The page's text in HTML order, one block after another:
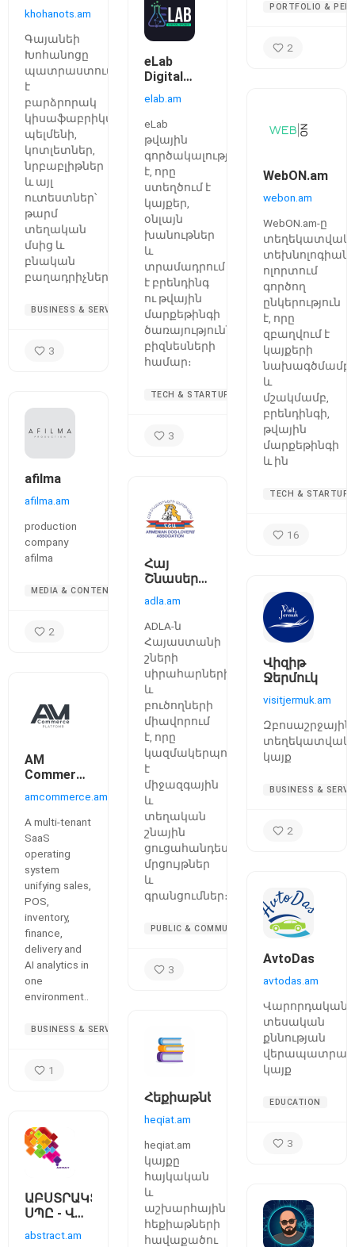
khohanots.am
Գայանեի
Խոհանոցը
պատրաստում
է
բարձրորակ
կիսաֆաբրիկատներ՝
պելմենի,
կոտլետներ,
նրբաբլիթներ
և այլ
ուտեստներ՝
թարմ
տեղական
մսից և
բնական
բաղադրիչներով։
BUSINESS & SERVICES
3
afilma
afilma.am
production
company
afilma
MEDIA & CONTENT
2
AM
Commerce
—
Commerce
Operating
System
for
Businesses
amcommerce.am
A multi-tenant
SaaS
operating
system
unifying sales,
POS,
inventory,
finance,
delivery and
AI analytics in
one
environment..
BUSINESS & SERVICES
1
ԱԲՍՏՐԱԿՏ
ՍՊԸ - Վեբ
կայքերի
պատրաստում,
abstract.am
eLab
Digital
Studio
elab.am
eLab
թվային
գործակալություն
է, որը
ստեղծում է
կայքեր,
օնլայն
խանութներ
և
տրամադրում
է բրենդինգ
ու թվային
մարքեթինգի
ծառայություններ
բիզնեսների
համար։
TECH & STARTUPS
3
Հայ
Շնասերների
Ասոցիացիա
adla.am
ADLA-ն
Հայաստանի
շների
սիրահարների
և
բուծողների
միավորում
է, որը
կազմակերպում
է
միջազգային
և
տեղական
շնային
ցուցահանդեսներ,
մրցույթներ
և
գրանցումներ։
PUBLIC & COMMUNITY
3
Հեքիաթներ
heqiat.am
heqiat.am
կայքը
հայկական
և
աշխարհային
հեքիաթների
հավաքածու
PORTFOLIO &
2
WebON.am
webon.am
WebON.am-ը
ոլորտում
գործող
ընկերություն
է, որը
զբաղվում է
կայքերի
նախագծմամբ
և
մշակմամբ,
բրենդինգի,
թվային
մարքեթինգի
և ին
TECH & STARTUPS
16
Վիզիթ
Ջերմուկ
visitjermuk.am
Զբոսաշրջային
կայք
BUSINESS &
2
AvtoDas
avtodas.am
Վարորդական
տեսական
քննության
կայք
EDUCATION
3